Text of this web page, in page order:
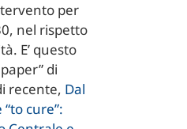
per
nel rispetto
E’ questo
di
recente, Dal
cure”: